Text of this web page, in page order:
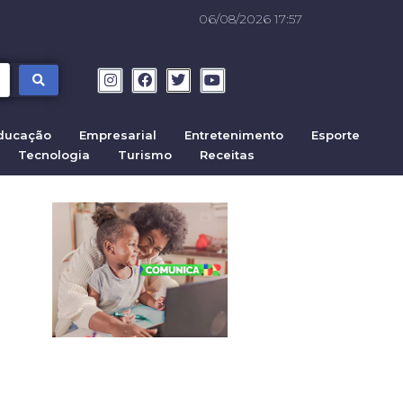
06/08/2026 17:57
Empresarial Entretenimento
Esporte
Tecnologia Turismo Receitas